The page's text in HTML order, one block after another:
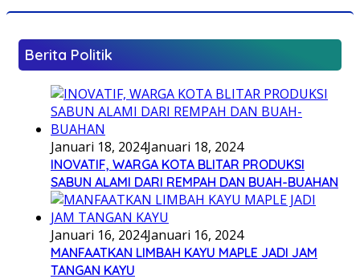
Berita Politik
Januari 18, 2024Januari 18, 2024
INOVATIF, WARGA KOTA BLITAR PRODUKSI
SABUN ALAMI DARI REMPAH DAN BUAH-BUAHAN
Januari 16, 2024Januari 16, 2024
MANFAATKAN LIMBAH KAYU MAPLE JADI JAM
TANGAN KAYU